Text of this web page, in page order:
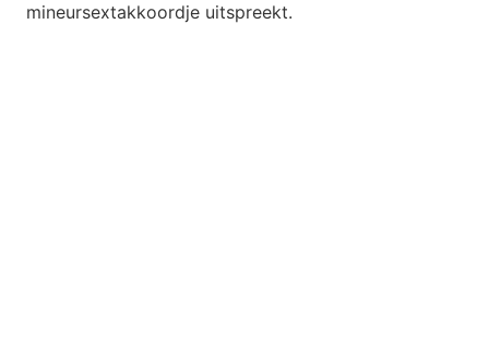
mineursextakkoordje uitspreekt.